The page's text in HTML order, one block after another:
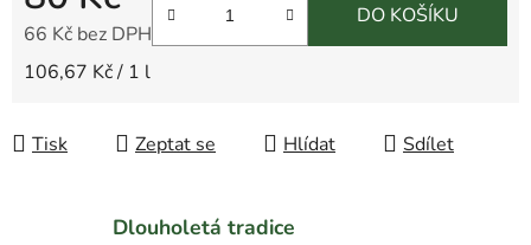
66 Kč bez DPH
Měrná cena:
106,67 Kč / 1 l
DO KOŠÍKU
Tisk Zeptat se Hlídat Sdílet
Dlouholetá tradice